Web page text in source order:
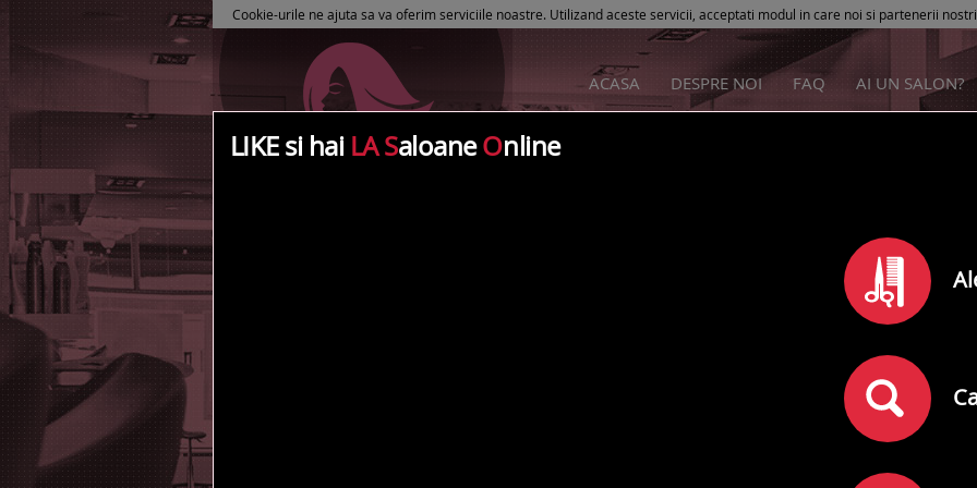
Cookie-urile ne ajuta sa va oferim serviciile noastre. Utilizand aceste servicii, acceptati modul in care noi si partenerii
ACASA DESPRE NOI FAQ AI UN SALON?
comentarii)
LIKE si hai LA SaloaneOnline